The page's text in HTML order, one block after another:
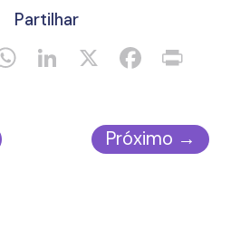
Partilhar
Próximo →